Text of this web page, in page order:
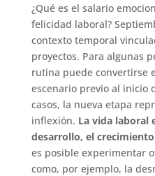
¿Qué es el salario
felicidad laboral?
contexto temporal
proyectos. Para algunas
rutina puede convertirse
escenario previo al inicio
casos, la nueva etapa
inflexión. La vida laboral
desarrollo, el
es posible experimentar
como, por ejemplo, la